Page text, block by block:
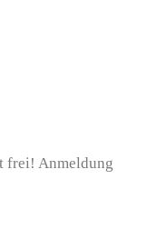
frei! Anmeldung